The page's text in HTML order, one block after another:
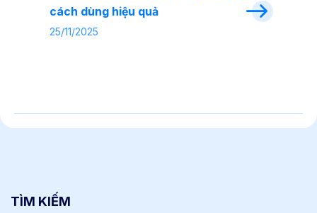
cách dùng hiệu quả
25/11/2025
TÌM KIẾM